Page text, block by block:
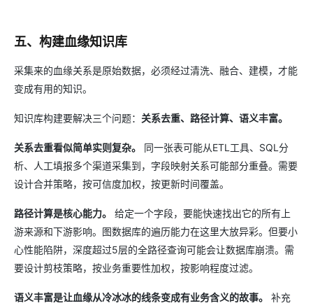
五、构建血缘知识库
采集来的血缘关系是原始数据，必须经过清洗、融合、建模，才能
变成有用的知识。
知识库构建要解决三个问题： 关系去重、路径计算、语义丰富。
关系去重看似简单实则复杂。
同一张表可能从ETL工具、SQL分
析、人工填报多个渠道采集到，字段映射关系可能部分重叠。需要
设计合并策略，按可信度加权，按更新时间覆盖。
路径计算是核心能力。
给定一个字段，要能快速找出它的所有上
游来源和下游影响。图数据库的遍历能力在这里大放异彩。但要小
心性能陷阱，深度超过5层的全路径查询可能会让数据库崩溃。需
要设计剪枝策略，按业务重要性加权，按影响程度过滤。
语义丰富是让血缘从冷冰冰的线条变成有业务含义的故事。
补充